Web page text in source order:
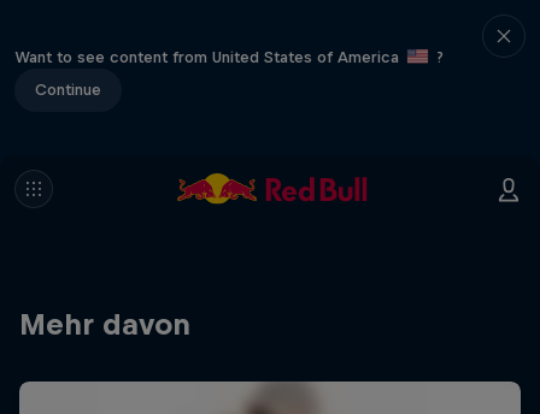
Want to see content from United States of America
?
Continue
Mehr davon